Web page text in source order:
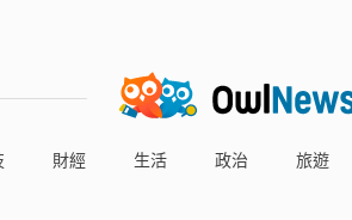
財經 生活 政治 旅遊